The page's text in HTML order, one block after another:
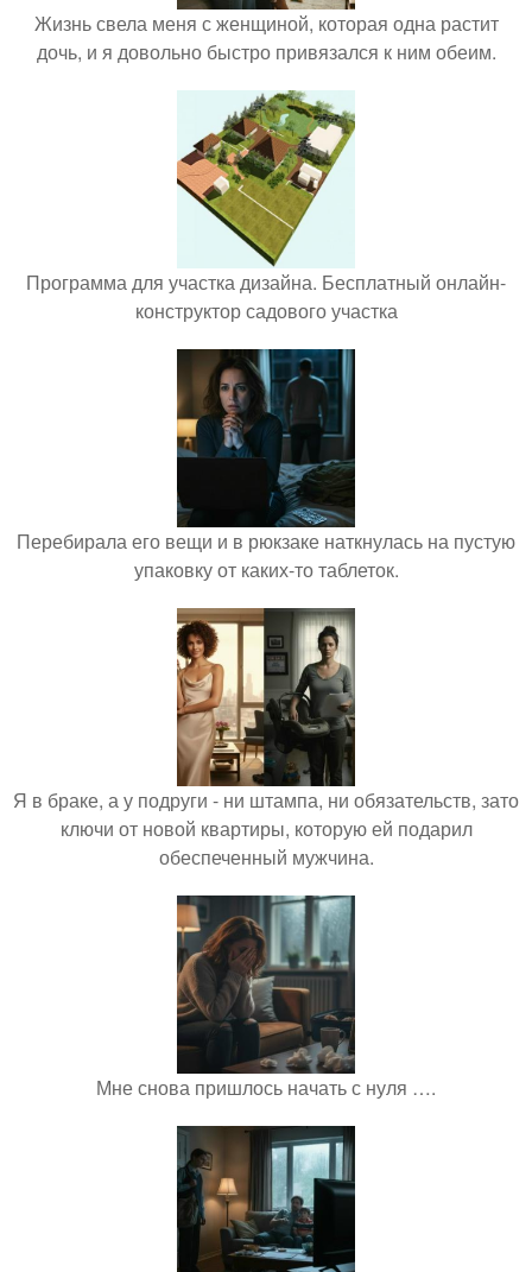
Жизнь свела меня с женщиной, которая одна растит
дочь, и я довольно быстро привязался к ним обеим.
Программа для участка дизайна. Бесплатный онлайн-
конструктор садового участка
Перебирала его вещи и в рюкзаке наткнулась на пустую
упаковку от каких-то таблеток.
Я в браке, а у подруги - ни штампа, ни обязательств, зато
ключи от новой квартиры, которую ей подарил
обеспеченный мужчина.
Мне снова пришлось начать с нуля ….